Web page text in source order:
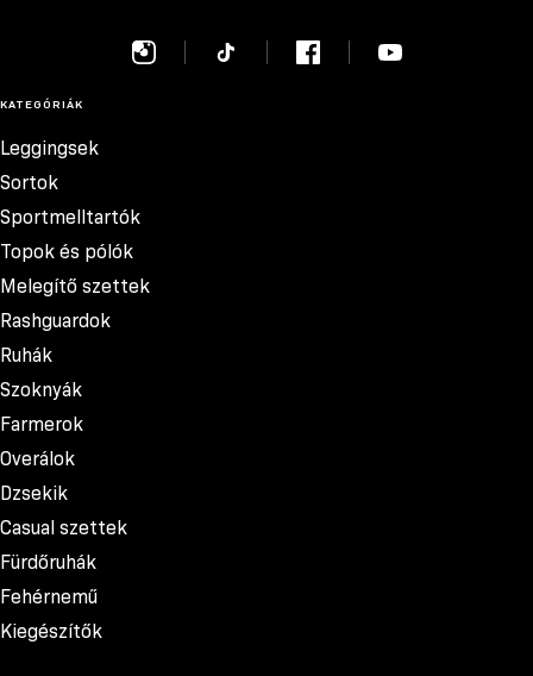
KATEGÓRIÁK
Leggingsek
Sortok
Sportmelltartók
Topok és pólók
Melegítő szettek
Rashguardok
Ruhák
Szoknyák
Farmerok
Overálok
Dzsekik
Casual szettek
Fürdőruhák
Fehérnemű
Kiegészítők